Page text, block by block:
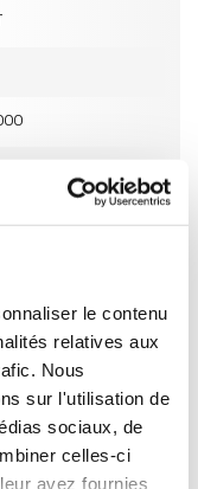
le contenu
relatives aux
Nous
sur l'utilisation de
sociaux, de
celles-ci
avez fournies